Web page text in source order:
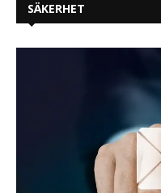
SÄKERHET